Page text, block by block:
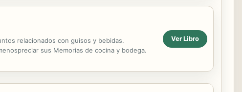
relacionados con guisos y bebidas.
sus Memorias de cocina y bodega.
Ver Libro